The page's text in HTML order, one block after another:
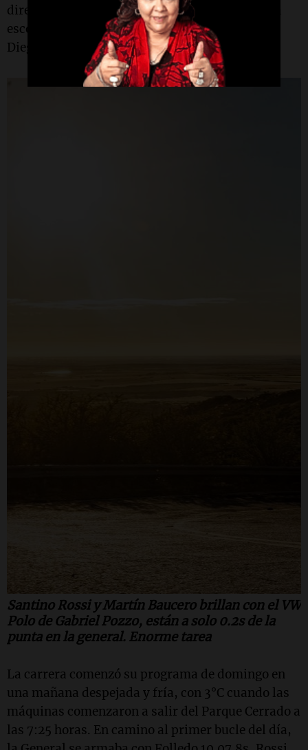
directamente al liderato, superando a los ahora
escoltas, Santino Rossi -con un VW Polo MR- y
Diego Miceli con otro.
Santino Rossi y Martín Baucero brillan con el VW
Polo de Gabriel Pozzo, están a solo 0.2s de la
punta en la general. Enorme tarea
La carrera comenzó su programa de domingo en
una mañana despejada y fría, con 3°C cuando las
máquinas comenzaron a salir del Parque Cerrado a
las 7:25 horas. En camino al primer bucle del día,